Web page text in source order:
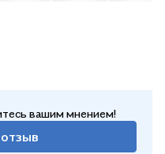
вашим мнением!